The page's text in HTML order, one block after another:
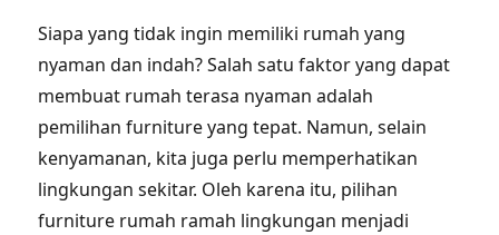
Siapa yang tidak ingin memiliki rumah yang
nyaman dan indah? Salah satu faktor yang dapat
membuat rumah terasa nyaman adalah
pemilihan furniture yang tepat. Namun, selain
kenyamanan, kita juga perlu memperhatikan
lingkungan sekitar. Oleh karena itu, pilihan
furniture rumah ramah lingkungan menjadi